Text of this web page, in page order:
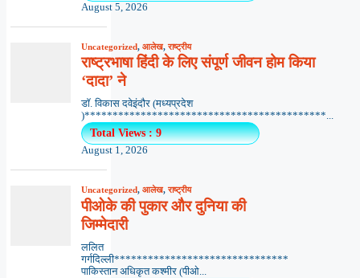
August 5, 2026
Uncategorized, आलेख,राष्ट्रीय
राष्ट्रभाषा हिंदी के लिए संपूर्ण जीवन होम किया
‘दादा’ ने
डॉ. विकास दवेइंदौर (मध्यप्रदेश
)*******************************************...
Total Views : 9
August 1, 2026
Uncategorized, आलेख,राष्ट्रीय
पीओके की पुकार और दुनिया की
जिम्मेदारी
ललित
गर्गदिल्ली*******************************
पाकिस्तान अधिकृत कश्मीर (पीओ...